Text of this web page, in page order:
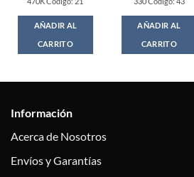
AÑADIR AL
CARRITO
AÑADIR AL
CARRITO
Información
Acerca de Nosotros
Envíos y Garantías